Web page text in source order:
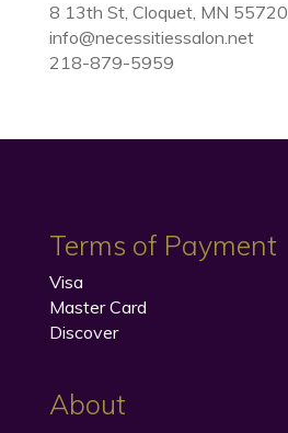
8 13th St, Cloquet, MN 55720
info@necessitiessalon.net
218-879-5959
Terms of Payment
Visa
Master Card
Discover
About